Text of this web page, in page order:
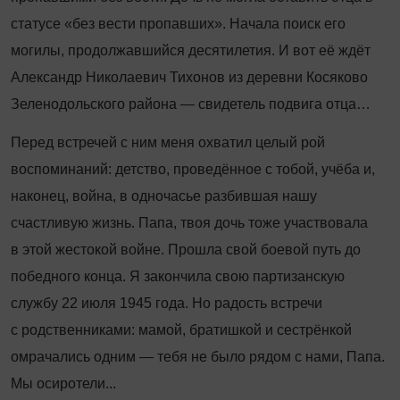
статусе «без вести пропавших». Начала поиск его
могилы, продолжавшийся десятилетия. И вот её ждёт
Александр Николаевич Тихонов из деревни Косяково
Зеленодольского района — свидетель подвига отца…
Перед встречей с ним меня охватил целый рой
воспоминаний: детство, проведённое с тобой, учёба и,
наконец, война, в одночасье разбившая нашу
счастливую жизнь. Папа, твоя дочь тоже участвовала
в этой жестокой войне. Прошла свой боевой путь до
победного конца. Я закончила свою партизанскую
службу 22 июля 1945 года. Но радость встречи
с родственниками: мамой, братишкой и сестрёнкой
омрачались одним — тебя не было рядом с нами, Папа.
Мы осиротели...